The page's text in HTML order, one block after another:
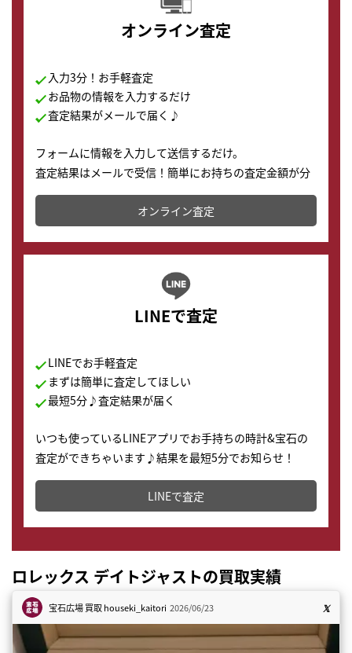
オンライン査定
入力3分！お手軽査定
お品物の情報を入力するだけ
査定結果がメールで届く♪
フォームに情報を入力して送信するだけ。
査定結果はメールで受信！簡単にお持ちの査定金額が分
かります。
オンライン査定
LINEで査定
LINEでお手軽査定
まずは簡単に査定してほしい
最短5分♪査定結果が届く
いつも使っているLINEアプリでお手持ちの時計&宝石の
査定ができちゃいます♪結果を最短5分でお知らせ！
どこからでもすぐに査定金額を知ることが出来ます。
LINEで査定
ロレックス デイトジャストの買取実績
宝石広場 買取houseki_kaitori 2026/06/23